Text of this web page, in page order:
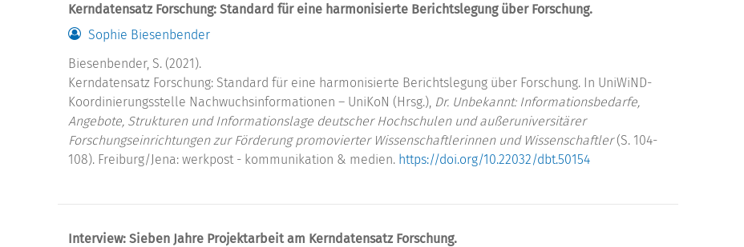
Kerndatensatz Forschung: Standard für eine harmonisierte Berichtslegung über Forschung.
Sophie Biesenbender
Biesenbender, S. (2021).
Kerndatensatz Forschung: Standard für eine harmonisierte Berichtslegung über Forschung. In UniWiND-
Koordinierungsstelle Nachwuchsinformationen – UniKoN (Hrsg.), Dr. Unbekannt: Informationsbedarfe,
Angebote, Strukturen und Informationslage deutscher Hochschulen und außeruniversitärer
Forschungseinrichtungen zur Förderung promovierter Wissenschaftlerinnen und Wissenschaftler(S. 104-
108). Freiburg/Jena: werkpost - kommunikation & medien. https://doi.org/10.22032/dbt.50154
Interview: Sieben Jahre Projektarbeit am Kerndatensatz Forschung.